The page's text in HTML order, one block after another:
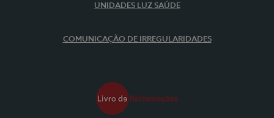
UNIDADES LUZ SAÚDE
COMUNICAÇÃO DE IRREGULARIDADES